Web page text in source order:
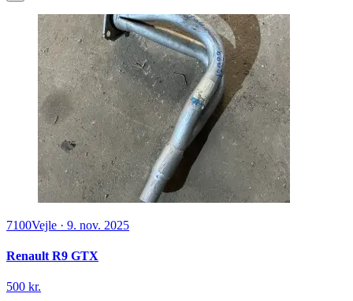
7100Vejle · 9. nov. 2025
Renault R9 GTX
500 kr.